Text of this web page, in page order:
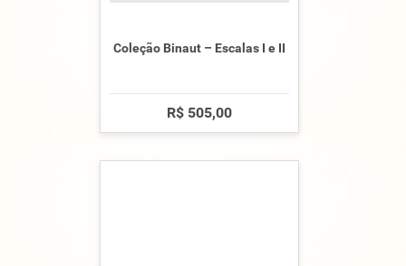
Coleção Binaut – Escalas I e II
R$ 505,00